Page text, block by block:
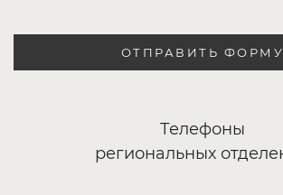
ОТПРАВИТЬ ФОРМУ
Телефоны
региональных